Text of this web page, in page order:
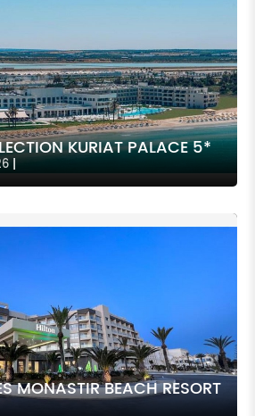
KURIAT PALACE 5*
|
MONASTIR BEACH RESORT